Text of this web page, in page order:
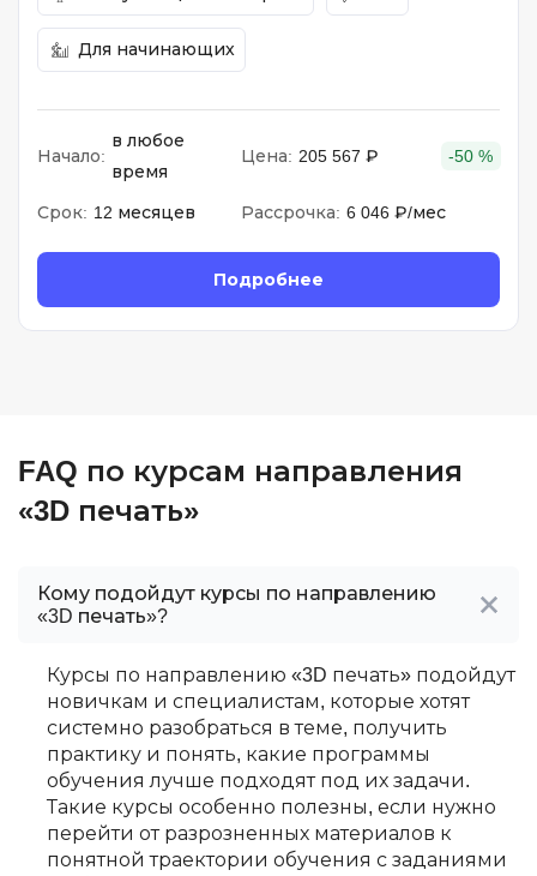
Для начинающих
Начало:
в любое
время
Цена: 205 567 ₽ -50 %
Срок: 12 месяцев Рассрочка: 6 046 ₽/мес
Подробнее
FAQ по курсам направления
«3D печать»
Кому подойдут курсы по направлению
«3D печать»?
Курсы по направлению «3D печать» подойдут
новичкам и специалистам, которые хотят
системно разобраться в теме, получить
практику и понять, какие программы
обучения лучше подходят под их задачи.
Такие курсы особенно полезны, если нужно
перейти от разрозненных материалов к
понятной траектории обучения с заданиями